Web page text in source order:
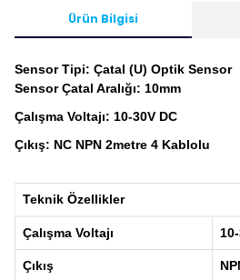
Ürün Bilgisi
Sensor Tipi: Çatal (U) Optik Sensor
Sensor Çatal Aralığı: 10mm
Çalışma Voltajı: 10-30V DC
Çıkış: NC NPN 2metre 4 Kablolu
Teknik Özellikler
Çalışma Voltajı
Çıkış